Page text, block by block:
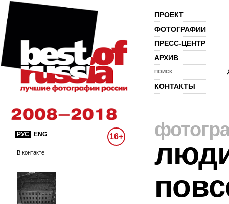
ПРОЕКТ
ФОТОГРАФИИ
ПРЕСС-ЦЕНТР
АРХИВ
ПОИСК
КОНТАКТЫ
РУС ENG 16+
В контакте